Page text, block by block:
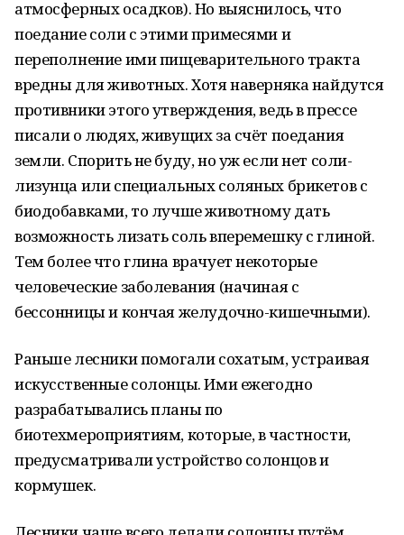
атмосферных осадков). Но выяснилось, что
поедание соли с этими примесями и
переполнение ими пищеварительного тракта
вредны для животных. Хотя наверняка найдутся
противники этого утверждения, ведь в прессе
писали о людях, живущих за счёт поедания
земли. Спорить не буду, но уж если нет соли-
лизунца или специальных соляных брикетов с
биодобавками, то лучше животному дать
возможность лизать соль вперемешку с глиной.
Тем более что глина врачует некоторые
человеческие заболевания (начиная с
бессонницы и кончая желудочно-кишечными).
Раньше лесники помогали сохатым, устраивая
искусственные солонцы. Ими ежегодно
разрабатывались планы по
биотехмероприятиям, которые, в частности,
предусматривали устройство солонцов и
кормушек.